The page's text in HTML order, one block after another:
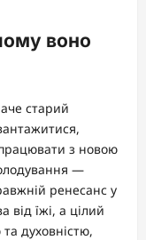
воно
старий
з новою
—
ренесанс у
від їжі, а цілий
духовністю,